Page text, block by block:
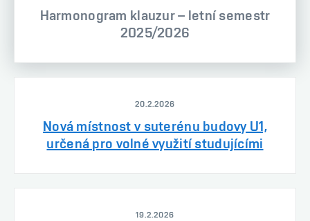
Harmonogram klauzur – letní semestr
2025/2026
20.2.2026
Nová místnost v suterénu budovy U1,
určená pro volné využití studujícími
19.2.2026